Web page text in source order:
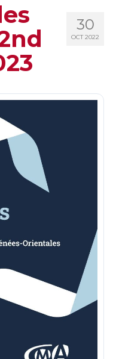
30
OCT 2022